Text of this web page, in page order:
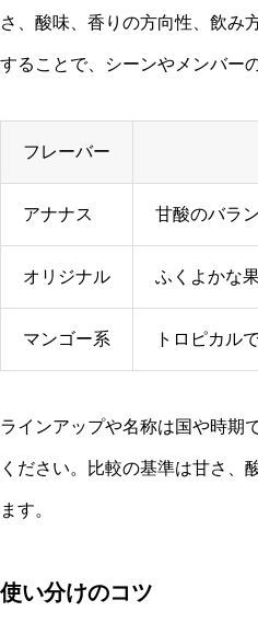
さ、酸味、香りの方向性、飲み
することで、シーンやメンバー
フレーバー
アナナス 甘酸のバラ
オリジナル ふくよかな
マンゴー系 トロピカル
ラインアップや名称は国や時期
ください。比較の基準は甘さ、
ます。
使い分けのコツ